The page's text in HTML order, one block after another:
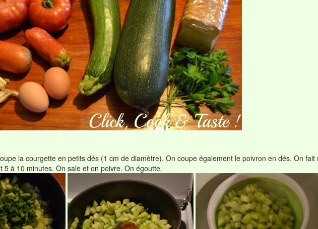
la courgette en petits dés (1 cm de diamètre). On coupe également le poivron en dés. On fait
5 à 10 minutes. On sale et on poivre. On égoutte.